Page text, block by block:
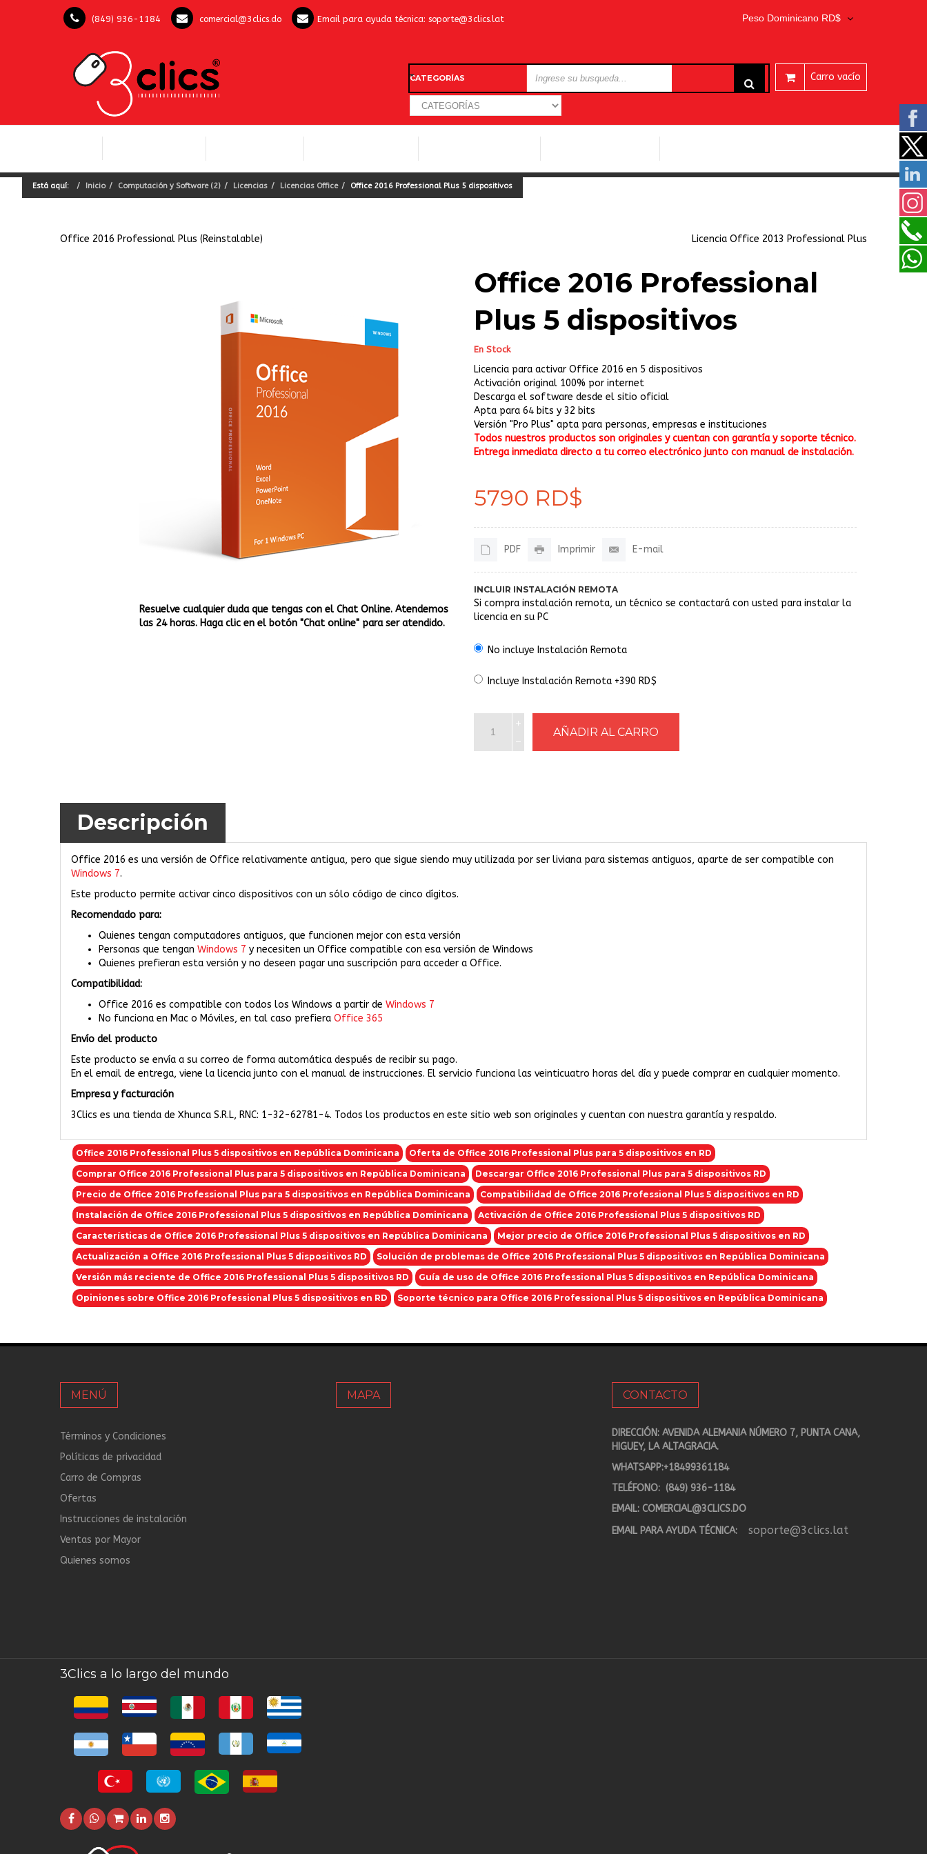
(849) 936-1184 comercial@3clics.do Email para ayuda técnica: soporte@3clics.lat Peso Dominicano RD$
Carro vacío
CATEGORÍAS
Está aquí: Inicio Computación y Software (2) Licencias Licencias Office Office 2016 Professional Plus 5 dispositivos
Office 2016 Professional Plus (Reinstalable) Licencia Office 2013 Professional Plus
Resuelve cualquier duda que tengas con el Chat Online. Atendemos
las 24 horas. Haga clic en el botón "Chat online" para ser atendido.
Office 2016 Professional
Plus 5 dispositivos
En Stock
Licencia para activar Office 2016 en 5 dispositivos
Activación original 100% por internet
Descarga el software desde el sitio oficial
Apta para 64 bits y 32 bits
Versión "Pro Plus" apta para personas, empresas e instituciones
Todos nuestros productos son originales y cuentan con garantía y soporte técnico.
Entrega inmediata directo a tu correo electrónico junto con manual de instalación.
5790 RD$
PDF Imprimir E-mail
INCLUIR INSTALACIÓN REMOTA
Si compra instalación remota, un técnico se contactará con usted para instalar la
licencia en su PC
No incluye Instalación Remota
Incluye Instalación Remota +390 RD$
Descripción
Office 2016 es una versión de Office relativamente antigua, pero que sigue siendo muy utilizada por ser liviana para sistemas antiguos, aparte de ser compatible con
Windows 7.
Este producto permite activar cinco dispositivos con un sólo código de cinco dígitos.
Recomendado para:
Quienes tengan computadores antiguos, que funcionen mejor con esta versión
Personas que tengan Windows 7 y necesiten un Office compatible con esa versión de Windows
Quienes prefieran esta versión y no deseen pagar una suscripción para acceder a Office.
Compatibilidad:
Office 2016 es compatible con todos los Windows a partir de Windows 7
No funciona en Mac o Móviles, en tal caso prefiera Office 365
Envío del producto
Este producto se envía a su correo de forma automática después de recibir su pago.
En el email de entrega, viene la licencia junto con el manual de instrucciones. El servicio funciona las veinticuatro horas del día y puede comprar en cualquier momento.
Empresa y facturación
3Clics es una tienda de Xhunca S.R.L, RNC: 1-32-62781-4. Todos los productos en este sitio web son originales y cuentan con nuestra garantía y respaldo.
Office 2016 Professional Plus 5 dispositivos en República Dominicana
Oferta de Office 2016 Professional Plus para 5 dispositivos en RD
Comprar Office 2016 Professional Plus para 5 dispositivos en República Dominicana
Descargar Office 2016 Professional Plus para 5 dispositivos RD
Precio de Office 2016 Professional Plus para 5 dispositivos en República Dominicana
Compatibilidad de Office 2016 Professional Plus 5 dispositivos en RD
Instalación de Office 2016 Professional Plus 5 dispositivos en República Dominicana
Activación de Office 2016 Professional Plus 5 dispositivos RD
Características de Office 2016 Professional Plus 5 dispositivos en República Dominicana
Mejor precio de Office 2016 Professional Plus 5 dispositivos en RD
Actualización a Office 2016 Professional Plus 5 dispositivos RD
Solución de problemas de Office 2016 Professional Plus 5 dispositivos en República Dominicana
Versión más reciente de Office 2016 Professional Plus 5 dispositivos RD
Guía de uso de Office 2016 Professional Plus 5 dispositivos en República Dominicana
Opiniones sobre Office 2016 Professional Plus 5 dispositivos en RD
Soporte técnico para Office 2016 Professional Plus 5 dispositivos en República Dominicana
MENÚ
Términos y Condiciones
Políticas de privacidad
Carro de Compras
Ofertas
Instrucciones de instalación
Ventas por Mayor
Quienes somos
MAPA CONTACTO
DIRECCIÓN: AVENIDA ALEMANIA NÚMERO 7, PUNTA CANA,
HIGUEY, LA ALTAGRACIA.
WHATSAPP:+18499361184
TELÉFONO: (849) 936-1184
EMAIL: COMERCIAL@3CLICS.DO
EMAIL PARA AYUDA TÉCNICA:
soporte@3clics.lat
3Clics a lo largo del mundo